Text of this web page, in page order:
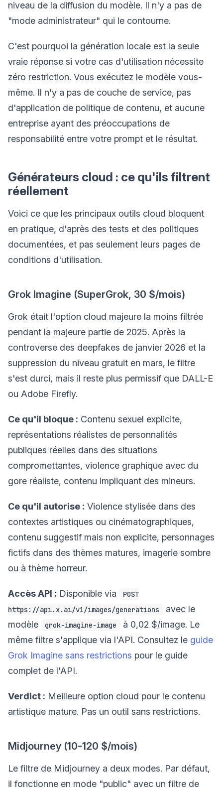
niveau de la diffusion du modèle. Il n'y a pas de
"mode administrateur" qui le contourne.
C'est pourquoi la génération locale est la seule
vraie réponse si votre cas d'utilisation nécessite
zéro restriction. Vous exécutez le modèle vous-
même. Il n'y a pas de couche de service, pas
d'application de politique de contenu, et aucune
entreprise ayant des préoccupations de
responsabilité entre votre prompt et le résultat.
Générateurs cloud : ce qu'ils filtrent
réellement
Voici ce que les principaux outils cloud bloquent
en pratique, d'après des tests et des politiques
documentées, et pas seulement leurs pages de
conditions d'utilisation.
Grok Imagine (SuperGrok, 30 $/mois)
Grok était l'option cloud majeure la moins filtrée
pendant la majeure partie de 2025. Après la
controverse des deepfakes de janvier 2026 et la
suppression du niveau gratuit en mars, le filtre
s'est durci, mais il reste plus permissif que DALL-E
ou Adobe Firefly.
Ce qu'il bloque : Contenu sexuel explicite,
représentations réalistes de personnalités
publiques réelles dans des situations
compromettantes, violence graphique avec du
gore réaliste, contenu impliquant des mineurs.
Ce qu'il autorise : Violence stylisée dans des
contextes artistiques ou cinématographiques,
contenu suggestif mais non explicite, personnages
fictifs dans des thèmes matures, imagerie sombre
ou à thème horreur.
Accès API : Disponible via
POST
https://api.x.ai/v1/images/generations
avec le
modèle
grok-imagine-image
à 0,02 $/image. Le
même filtre s'applique via l'API. Consultez le guide
Grok Imagine sans restrictions pour le guide
complet de l'API.
Verdict : Meilleure option cloud pour le contenu
artistique mature. Pas un outil sans restrictions.
Midjourney (10-120 $/mois)
Le filtre de Midjourney a deux modes. Par défaut,
il fonctionne en mode "public" avec un filtre de